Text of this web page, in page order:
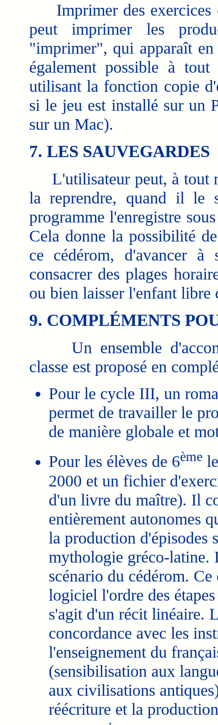
Imprimer des exercices
peut imprimer les
"imprimer", qui apparaît
également possible à
utilisant la fonction copie
si le jeu est installé sur un
sur un Mac).
7. LES SAUVEGARDES
L'utilisateur peut, à tout
la reprendre, quand il le
programme l'enregistre
Cela donne la possibilité
ce cédérom, d'avancer à
consacrer des plages
ou bien laisser l'enfant libre
9. COMPLÉMENTS
Un ensemble
classe est proposé en
Pour le cycle III, un
permet de travailler le
de manière globale et
Pour les élèves de 6èmele
2000 et un fichier
d'un livre du maître). Il
entièrement autonomes
la production d'épisodes
mythologie gréco-latine.
scénario du cédérom.
logiciel l'ordre des
s'agit d'un récit linéaire.
concordance avec les
l'enseignement du
(sensibilisation aux
aux civilisations
réécriture et la